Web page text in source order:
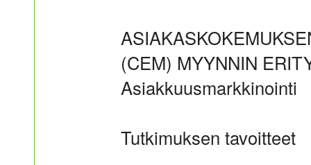
(CEM) MYYNNIN
Asiakkuusmarkkinointi
Tutkimuksen tavoitteet